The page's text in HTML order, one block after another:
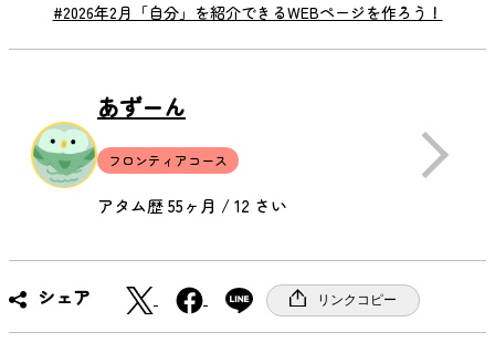
#2026年2月「自分」を紹介できるWEBページを作ろう！
あずーん
フロンティアコース
アタム歴 55ヶ月 / 12 さい
シェア
a
c
リンクコピー